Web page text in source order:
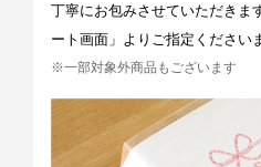
丁寧にお包みさせていただきま
ート画面」よりご指定ください
※一部対象外商品もございます